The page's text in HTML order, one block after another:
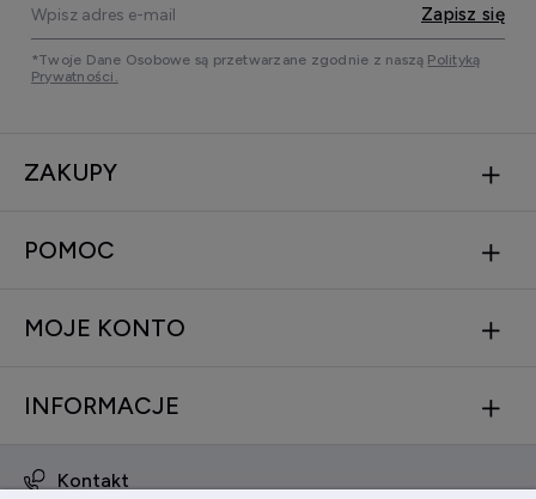
Zapisz się
*Twoje Dane Osobowe są przetwarzane zgodnie z naszą Polityką
Prywatności.
ZAKUPY
POMOC
MOJE KONTO
INFORMACJE
Kontakt